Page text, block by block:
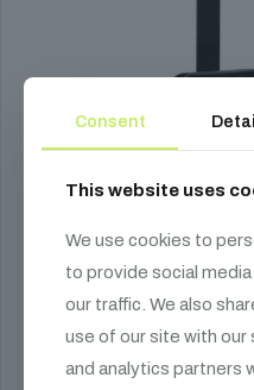
Consent
This website uses
We use cookies to
to provide social
our traffic. We also
use of our site with our
and analytics partners